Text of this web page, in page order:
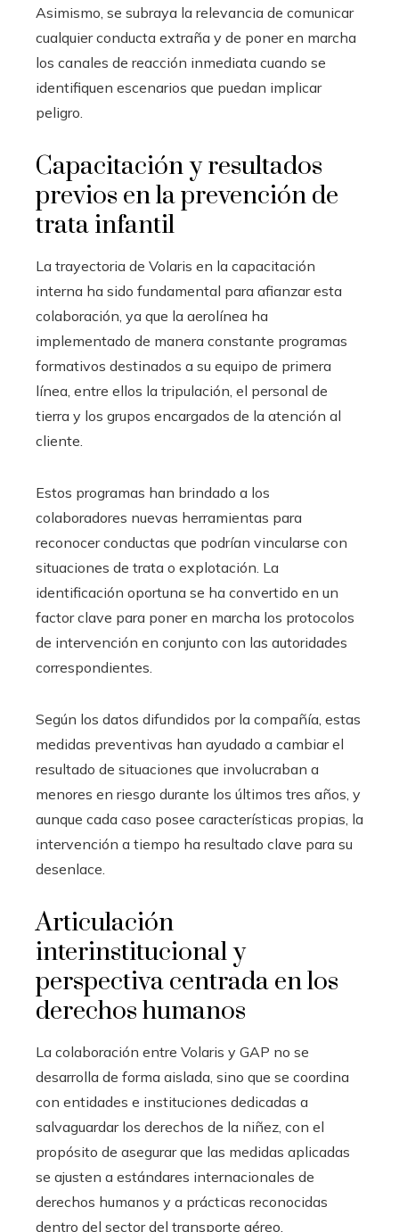
Asimismo, se subraya la relevancia de comunicar
cualquier conducta extraña y de poner en marcha
los canales de reacción inmediata cuando se
identifiquen escenarios que puedan implicar
peligro.
Capacitación y resultados
previos en la prevención de
trata infantil
La trayectoria de Volaris en la capacitación
interna ha sido fundamental para afianzar esta
colaboración, ya que la aerolínea ha
implementado de manera constante programas
formativos destinados a su equipo de primera
línea, entre ellos la tripulación, el personal de
tierra y los grupos encargados de la atención al
cliente.
Estos programas han brindado a los
colaboradores nuevas herramientas para
reconocer conductas que podrían vincularse con
situaciones de trata o explotación. La
identificación oportuna se ha convertido en un
factor clave para poner en marcha los protocolos
de intervención en conjunto con las autoridades
correspondientes.
Según los datos difundidos por la compañía, estas
medidas preventivas han ayudado a cambiar el
resultado de situaciones que involucraban a
menores en riesgo durante los últimos tres años, y
aunque cada caso posee características propias, la
intervención a tiempo ha resultado clave para su
desenlace.
Articulación
interinstitucional y
perspectiva centrada en los
derechos humanos
La colaboración entre Volaris y GAP no se
desarrolla de forma aislada, sino que se coordina
con entidades e instituciones dedicadas a
salvaguardar los derechos de la niñez, con el
propósito de asegurar que las medidas aplicadas
se ajusten a estándares internacionales de
derechos humanos y a prácticas reconocidas
dentro del sector del transporte aéreo.